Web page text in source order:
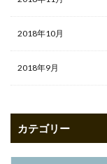
2018年10月
2018年9月
カテゴリー